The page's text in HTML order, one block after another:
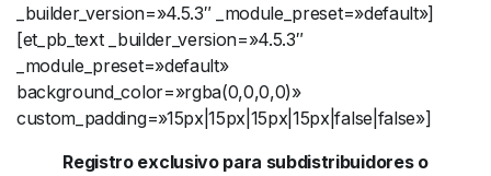
_builder_version=»4.5.3″ _module_preset=»default»]
[et_pb_text _builder_version=»4.5.3″
_module_preset=»default»
background_color=»rgba(0,0,0,0)»
custom_padding=»15px|15px|15px|15px|false|false»]
Registro exclusivo para subdistribuidores o